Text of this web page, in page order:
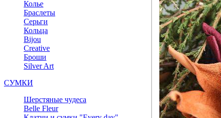
Колье
Браслеты
Серьги
Кольца
Bijou
Сreative
Броши
Silver Art
СУМКИ
Шерстяные чудеса
Belle Fleur